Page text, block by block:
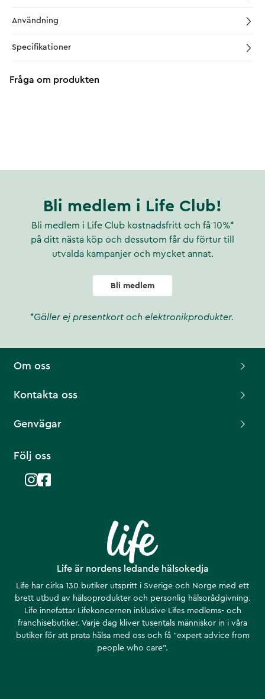
Användning
Specifikationer
Fråga om produkten
Bli medlem i Life Club!
Bli medlem i Life Club kostnadsfritt och få 10%*
på ditt nästa köp och dessutom får du förtur till
utvalda kampanjer och mycket annat.
Bli medlem
*Gäller ej presentkort och elektronikprodukter.
Life är nordens ledande hälsokedja
Life har cirka 130 butiker utspritt i Sverige och Norge med ett
brett utbud av hälsoprodukter och personlig hälsorådgivning.
Life innefattar Lifekoncernen inklusive Lifes medlems- och
franchisebutiker. Varje dag kliver tusentals människor in i våra
butiker för att prata hälsa med oss och få ”expert advice from
people who care”.
Om oss
Kontakta oss
Genvägar
Följ oss